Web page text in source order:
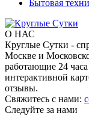
Бытовая
О НАС
Круглые Сутки -
Москве и
работающие 24
интерактивной
отзывы.
Свяжитесь с нами:
Следуйте за нами